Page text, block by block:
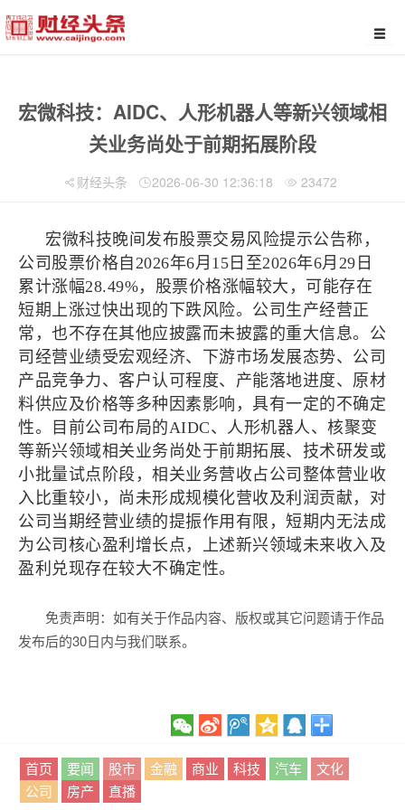
宏微科技：AIDC、人形机器人等新兴领域相
关业务尚处于前期拓展阶段
财经头条 2026-06-30 12:36:18 23472
宏微科技晚间发布股票交易风险提示公告称，
公司股票价格自2026年6月15日至2026年6月29日
累计涨幅28.49%，股票价格涨幅较大，可能存在
短期上涨过快出现的下跌风险。公司生产经营正
常，也不存在其他应披露而未披露的重大信息。公
司经营业绩受宏观经济、下游市场发展态势、公司
产品竞争力、客户认可程度、产能落地进度、原材
料供应及价格等多种因素影响，具有一定的不确定
性。目前公司布局的AIDC、人形机器人、核聚变
等新兴领域相关业务尚处于前期拓展、技术研发或
小批量试点阶段，相关业务营收占公司整体营业收
入比重较小，尚未形成规模化营收及利润贡献，对
公司当期经营业绩的提振作用有限，短期内无法成
为公司核心盈利增长点，上述新兴领域未来收入及
盈利兑现存在较大不确定性。
免责声明：如有关于作品内容、版权或其它问题请于作品
发布后的30日内与我们联系。
首页 要闻 股市 金融 商业 科技 汽车
文化
公司
房产 直播